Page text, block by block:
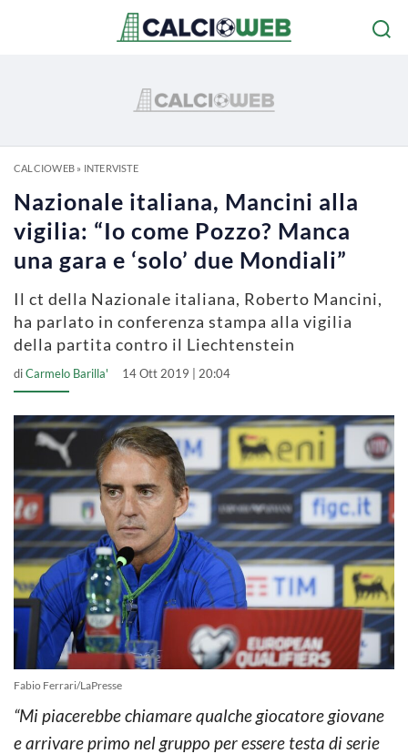
CALCIOWEB» INTERVISTE
Nazionale italiana, Mancini alla
vigilia: “Io come Pozzo? Manca
una gara e ‘solo’ due Mondiali”
Il ct della Nazionale italiana, Roberto Mancini,
ha parlato in conferenza stampa alla vigilia
della partita contro il Liechtenstein
diCarmelo Barilla' 14 Ott 2019 | 20:04
Fabio Ferrari/LaPresse
“Mi piacerebbe chiamare qualche giocatore giovane
e arrivare primo nel gruppo per essere testa di serie